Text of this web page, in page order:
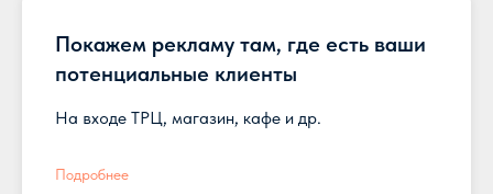
Покажем рекламу там, где есть ваши
потенциальные клиенты
На входе ТРЦ, магазин, кафе и др.
Подробнее